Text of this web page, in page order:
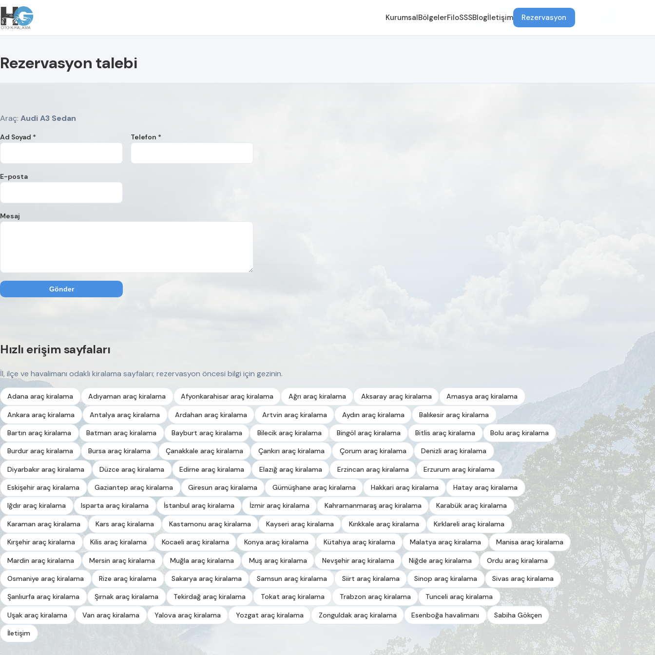
KurumsalBölgelerFiloSSSBlogİletişim Rezervasyon
Rezervasyon talebi
Araç: Audi A3 Sedan
Ad Soyad * Telefon *
E-posta
Mesaj
Gönder
Hızlı erişim sayfaları
İl, ilçe ve havalimanı odaklı kiralama sayfaları; rezervasyon öncesi bilgi için gezinin.
Adana araç kiralama Adıyaman araç kiralama Afyonkarahisar araç kiralama Ağrı araç kiralama Aksaray araç kiralama Amasya araç kiralama
Ankara araç kiralama Antalya araç kiralama Ardahan araç kiralama Artvin araç kiralama Aydın araç kiralama Balıkesir araç kiralama
Bartın araç kiralama Batman araç kiralama Bayburt araç kiralama Bilecik araç kiralama Bingöl araç kiralama Bitlis araç kiralama Bolu araç kiralama
Burdur araç kiralama Bursa araç kiralama Çanakkale araç kiralama Çankırı araç kiralama Çorum araç kiralama Denizli araç kiralama
Diyarbakır araç kiralama Düzce araç kiralama Edirne araç kiralama Elazığ araç kiralama Erzincan araç kiralama Erzurum araç kiralama
Eskişehir araç kiralama Gaziantep araç kiralama Giresun araç kiralama Gümüşhane araç kiralama Hakkari araç kiralama Hatay araç kiralama
Iğdır araç kiralama Isparta araç kiralama İstanbul araç kiralama İzmir araç kiralama Kahramanmaraş araç kiralama Karabük araç kiralama
Karaman araç kiralama Kars araç kiralama Kastamonu araç kiralama Kayseri araç kiralama Kırıkkale araç kiralama Kırklareli araç kiralama
Kırşehir araç kiralama Kilis araç kiralama Kocaeli araç kiralama Konya araç kiralama Kütahya araç kiralama Malatya araç kiralama Manisa araç kiralama
Mardin araç kiralama Mersin araç kiralama Muğla araç kiralama Muş araç kiralama Nevşehir araç kiralama Niğde araç kiralama Ordu araç kiralama
Osmaniye araç kiralama Rize araç kiralama Sakarya araç kiralama Samsun araç kiralama Siirt araç kiralama Sinop araç kiralama Sivas araç kiralama
Şanlıurfa araç kiralama Şırnak araç kiralama Tekirdağ araç kiralama Tokat araç kiralama Trabzon araç kiralama Tunceli araç kiralama
Uşak araç kiralama Van araç kiralama Yalova araç kiralama Yozgat araç kiralama Zonguldak araç kiralama Esenboğa havalimanı Sabiha Gökçen
İletişim